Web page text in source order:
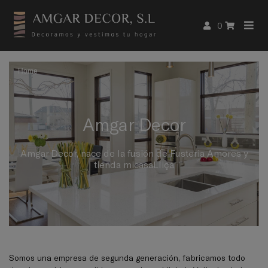
0
Home
Amgar Decor
Amgar Decor, nace de la fusión de Fusteria Amores y
tienda micasaLliça
Somos una empresa de segunda generación, fabricamos todo